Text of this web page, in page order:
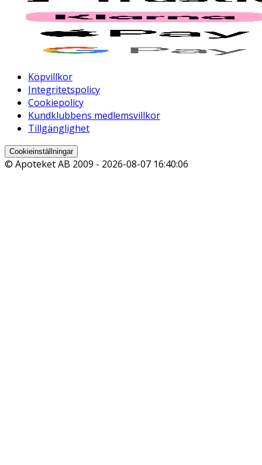
Köpvillkor
Integritetspolicy
Cookiepolicy
Kundklubbens medlemsvillkor
Tillgänglighet
Cookieinställningar
© Apoteket AB 2009 - 2026-08-07 16:40:06